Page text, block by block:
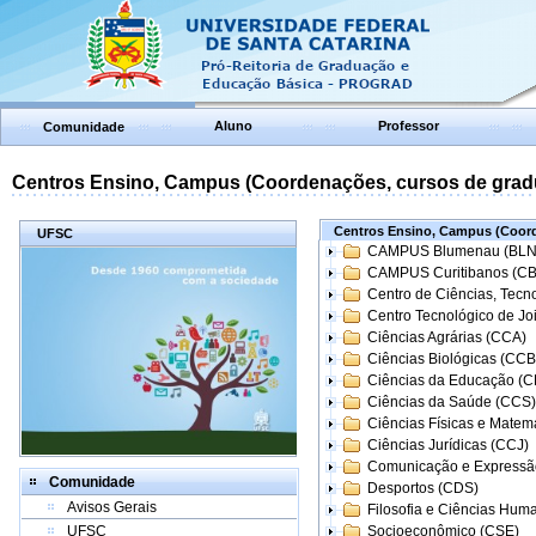
Comunidade Aluno Professor
Centros Ensino, Campus (Coordenações, cursos de
UFSC
Comunidade
Avisos Gerais
UFSC
Centros Ensino, Campus
CAMPUS Blumenau
CAMPUS Curitibanos
Centro de Ciências,
Centro Tecnológico de
Ciências Agrárias (CCA)
Ciências Biológicas
Ciências da Educação
Ciências da Saúde (CCS)
Ciências Físicas e
Ciências Jurídicas (CCJ)
Comunicação e
Desportos (CDS)
Filosofia e Ciências
Socioeconômico (CSE)